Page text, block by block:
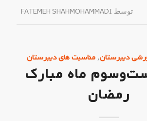
توسط FATEMEH SHAHMOHAMMADI
دبیرستان, مناسبت های دبیرستان
ماه مبارک‌
رمضان